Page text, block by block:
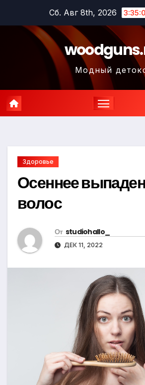
содержимому
Сб. Авг 8th, 2026
Модный
Здоровье
Осеннее
волос
От studiohallo_
ДЕК 11, 2022